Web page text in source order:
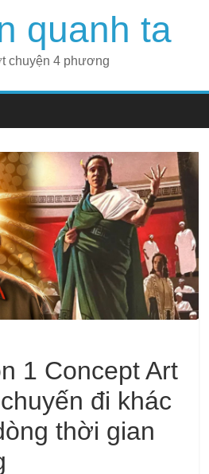
quanh ta
chuyện 4 phương
1 Concept Art
đi khác
thời gian